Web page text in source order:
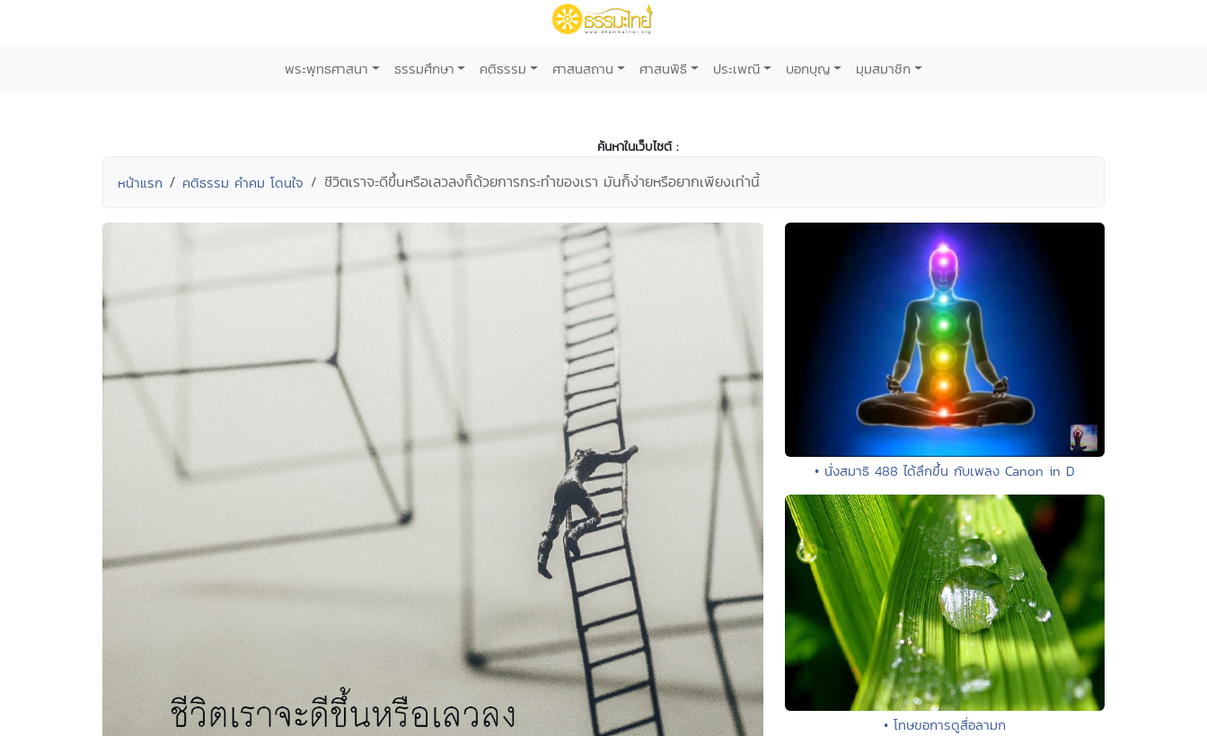
พระพุทธศาสนา ธรรมศึกษา คติธรรม ศาสนสถาน ศาสนพิธี ประเพณี บอกบุญ มุมสมาชิก
ค้นหาในเว็บไซต์ :
หน้าแรก คติธรรม คำคม โดนใจ ชีวิตเราจะดีขึ้นหรือเลวลงก็ด้วยการกระทำของเรา มันก็ง่ายหรือยากเพียงเท่านี้
• นั่งสมาธิ 488 ได้ลึกขึ้น กับเพลง Canon in D
• โทษขอการดูสื่อลามก